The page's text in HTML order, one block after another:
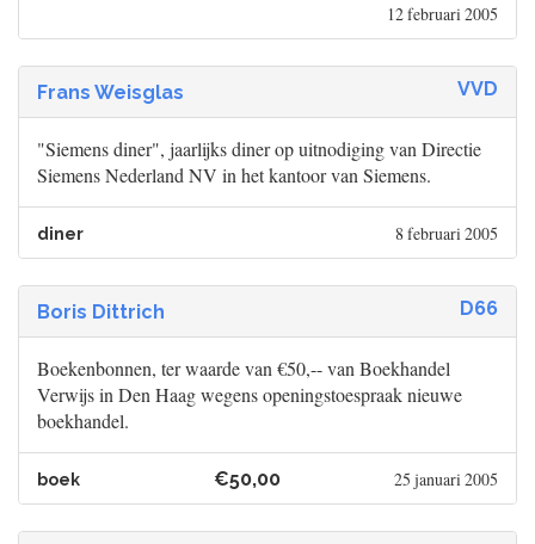
12 februari 2005
Frans Weisglas VVD
"Siemens diner", jaarlijks diner op uitnodiging van Directie
Siemens Nederland NV in het kantoor van Siemens.
diner 8 februari 2005
Boris Dittrich D66
Boekenbonnen, ter waarde van €50,-- van Boekhandel
Verwijs in Den Haag wegens openingstoespraak nieuwe
boekhandel.
boek €50,00 25 januari 2005